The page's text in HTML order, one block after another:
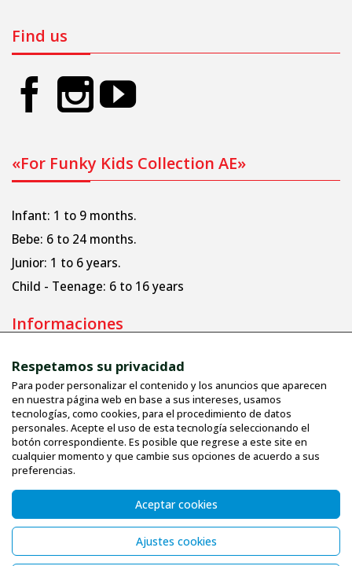
Find us
«For Funky Kids Collection AE»
Infant: 1 to 9 months.
Bebe: 6 to 24 months.
Junior: 1 to 6 years.
Child - Teenage: 6 to 16 years
Informaciones
Perfil de la empresa
Términos de uso
Tallas
Comunicación
PROTECCION UV
INSTRUCCIONES DE LAVADO
Planchado contento
Respetamos su privacidad
Para poder personalizar el contenido y los anuncios que aparecen
en nuestra página web en base a sus intereses, usamos
tecnologías, como cookies, para el procedimiento de datos
personales. Acepte el uso de esta tecnología seleccionando el
botón correspondiente. Es posible que regrese a este site en
cualquier momento y que cambie sus opciones de acuerdo a sus
preferencias.
Aceptar cookies
Ajustes cookies